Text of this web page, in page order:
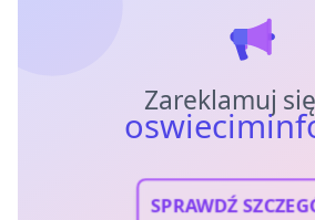
Zareklamuj
SPRAWDŹ